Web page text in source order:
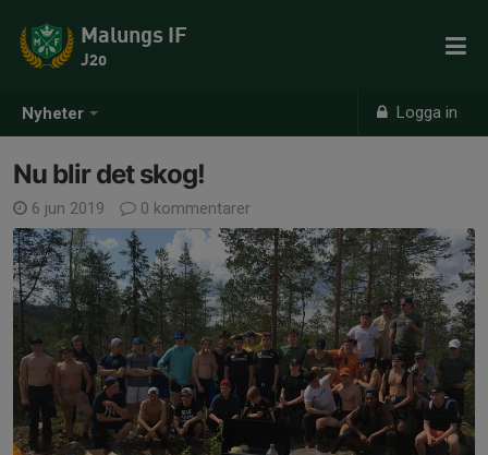
Nyheter Logga in
Malungs IF
J20
Nu blir det skog!
6 jun 2019 0 kommentarer